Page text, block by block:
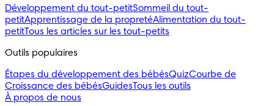
Développement du tout-petitSommeil du tout-
petitApprentissage de la propretéAlimentation du tout-
petitTous les articles sur les tout-petits
Outils populaires
Étapes du développement des bébésQuizCourbe de
Croissance des bébésGuidesTous les outils
À propos de nous